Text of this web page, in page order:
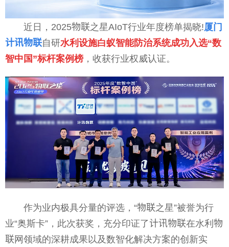
近日，2025物联之星AIoT行业年度榜单揭晓!厦门
计讯物联自研水利设施白蚁智能防治系统成功入选“数
智中国”标杆案例榜 ，收获行业权威认证。
作为业内极具分量的评选，“物联之星”被誉为行
业“奥斯卡”，此次获奖，充分印证了计讯物联在水利物
联网领域的深耕成果以及数智化解决方案的创新实